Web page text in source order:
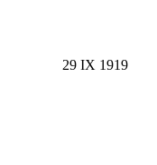
29 IX 1919